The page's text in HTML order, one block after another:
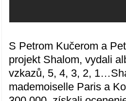
S Petrom Kučerom a
projekt Shalom, vydali
vzkazů, 5, 4, 3, 2,
mademoiselle Paris a